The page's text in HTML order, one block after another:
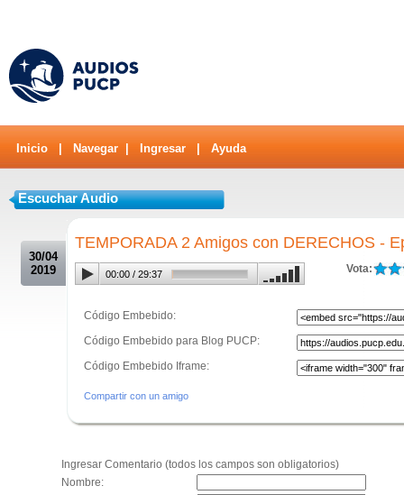
Inicio Navegar Ingresar Ayuda
Escuchar Audio
30/04
2019
TEMPORADA 2 Amigos con DERECHOS -
Vota:
00:00 / 29:37
Código Embebido:
Código Embebido para Blog PUCP:
Código Embebido Iframe:
Compartir con un amigo
Ingresar Comentario (todos los campos son obligatorios)
Nombre: